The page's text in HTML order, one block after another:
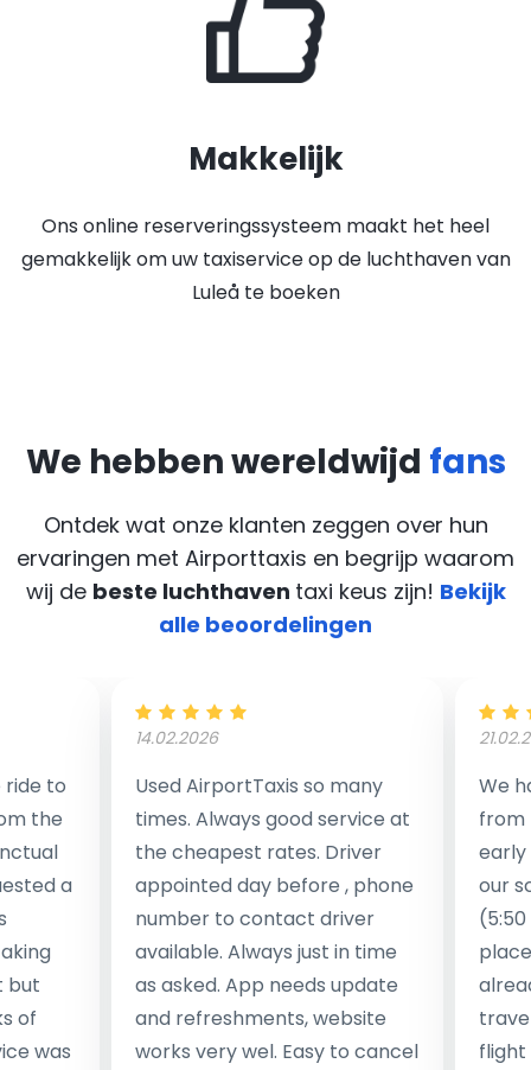
Makkelijk
Ons online reserveringssysteem maakt het heel
gemakkelijk om uw taxiservice op de luchthaven van
Luleå te boeken
We hebben wereldwijd fans
Ontdek wat onze klanten zeggen over hun
ervaringen met Airporttaxis en begrijp waarom
wij de beste luchthaven taxi keus zijn! Bekijk
alle beoordelingen
to
the
a
but
of
was
14.02.2026
Used AirportTaxis so many
times. Always good service at
the cheapest rates. Driver
appointed day before , phone
number to contact driver
available. Always just in time
as asked. App needs update
and refreshments, website
works very wel. Easy to cancel
We
from
early
our
flight